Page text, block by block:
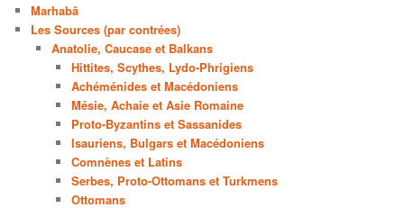
Marhabâ
Les Sources (par contrées)
Anatolie, Caucase et Balkans
Hittites, Scythes, Lydo-Phrigiens
Achéménides et Macédoniens
Mésie, Achaie et Asie Romaine
Proto-Byzantins et Sassanides
Isauriens, Bulgars et Macédoniens
Comnènes et Latins
Serbes, Proto-Ottomans et Turkmens
Ottomans